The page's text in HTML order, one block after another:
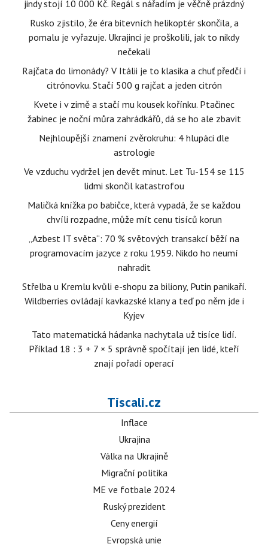
jindy stojí 10 000 Kč. Regál s nářadím je věčně prázdný
Rusko zjistilo, že éra bitevních helikoptér skončila, a
pomalu je vyřazuje. Ukrajinci je proškolili, jak to nikdy
nečekali
Rajčata do limonády? V Itálii je to klasika a chuť předčí i
citrónovku. Stačí 500 g rajčat a jeden citrón
Kvete i v zimě a stačí mu kousek kořínku. Ptačinec
žabinec je noční můra zahrádkářů, dá se ho ale zbavit
Nejhloupější znamení zvěrokruhu: 4 hlupáci dle
astrologie
Ve vzduchu vydržel jen devět minut. Let Tu-154 se 115
lidmi skončil katastrofou
Maličká knížka po babičce, která vypadá, že se každou
chvíli rozpadne, může mít cenu tisíců korun
„Azbest IT světa“: 70 % světových transakcí běží na
programovacím jazyce z roku 1959. Nikdo ho neumí
nahradit
Střelba u Kremlu kvůli e-shopu za biliony, Putin panikaří.
Wildberries ovládají kavkazské klany a teď po něm jde i
Kyjev
Tato matematická hádanka nachytala už tisíce lidí.
Příklad 18 : 3 + 7 × 5 správně spočítají jen lidé, kteří
znají pořadí operací
Tiscali.cz
Inflace
Ukrajina
Válka na Ukrajině
Migrační politika
ME ve fotbale 2024
Ruský prezident
Ceny energií
Evropská unie